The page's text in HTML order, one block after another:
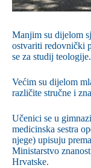
Manjim su dijelom
ostvariti redovnički
se za studij teologije.
Većim su dijelom
različite stručne i
Učenici se u
medicinska sestra
njege) upisuju
Ministarstvo
Hrvatske.